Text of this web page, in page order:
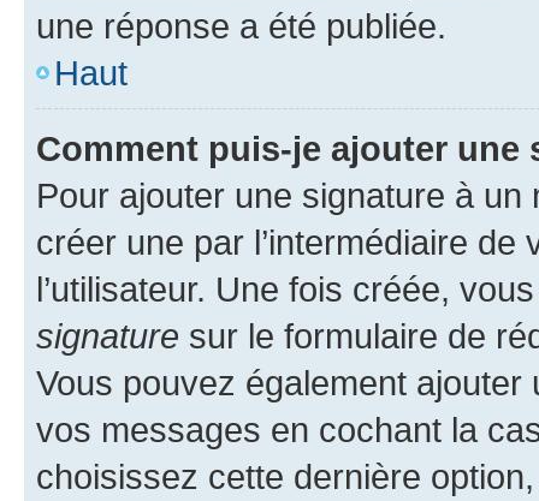
une réponse a été publiée.
Haut
Comment puis-je ajouter une
Pour ajouter une signature à un
créer une par l’intermédiaire
l’utilisateur. Une fois créée,
signature sur le formulaire de
Vous pouvez également
vos messages en cochant la
choisissez cette dernière